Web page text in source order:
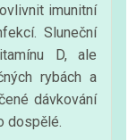
imunitní
Sluneční
D, ale
rybách a
dávkování
dospělé.